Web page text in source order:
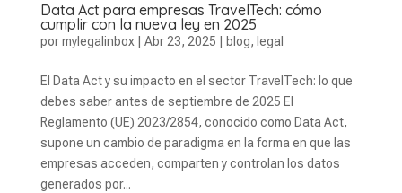
Data Act para empresas TravelTech: cómo
cumplir con la nueva ley en 2025
pormylegalinbox Abr 23, 2025 blog, legal
El Data Act y su impacto en el sector TravelTech: lo que
debes saber antes de septiembre de 2025 El
Reglamento (UE) 2023/2854, conocido como Data Act,
supone un cambio de paradigma en la forma en que las
empresas acceden, comparten y controlan los datos
generados por...